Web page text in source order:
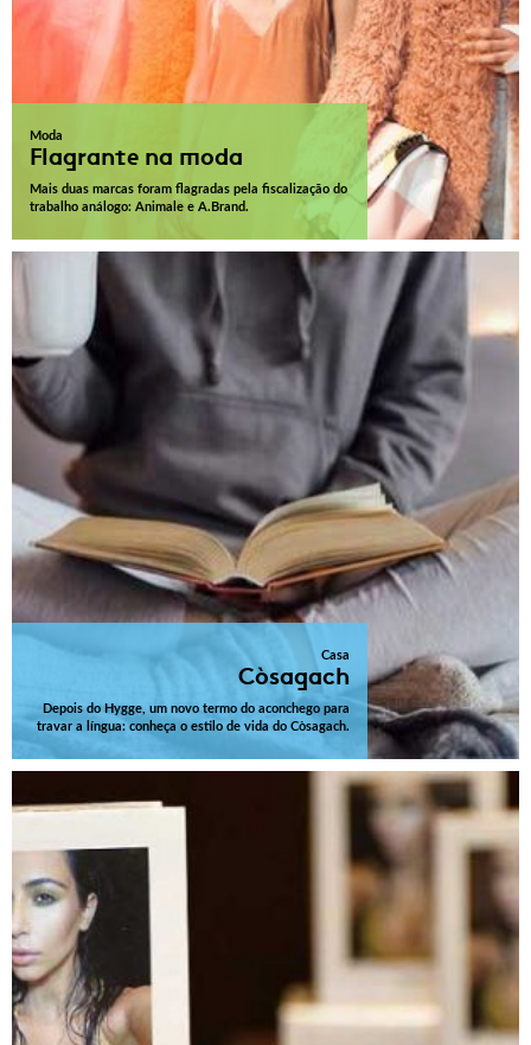
Moda
Flagrante na moda
Mais duas marcas foram flagradas pela fiscalização do
trabalho análogo: Animale e A.Brand.
Casa
Còsagach
Depois do Hygge, um novo termo do aconchego para
travar a língua: conheça o estilo de vida do Còsagach.